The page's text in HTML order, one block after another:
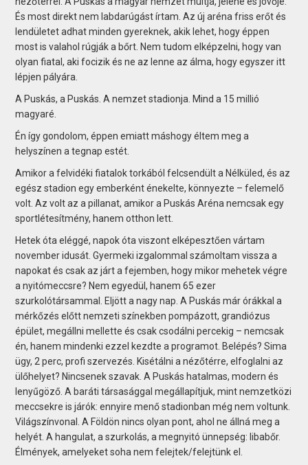
És most direkt nem labdarúgást írtam. Az új aréna friss erőt és
lendületet adhat minden gyereknek, akik lehet, hogy éppen
most is valahol rúgják a bőrt. Nem tudom elképzelni, hogy van
olyan fiatal, aki focizik és ne az lenne az álma, hogy egyszer itt
lépjen pályára.
A Puskás, a Puskás. A nemzet stadionja. Mind a 15 millió
magyaré.
Én így gondolom, éppen emiatt máshogy éltem meg a
helyszínen a tegnap estét.
Amikor a felvidéki fiatalok torkából felcsendült a Nélküled, és az
egész stadion egy emberként énekelte, könnyezte – felemelő
volt. Az volt az a pillanat, amikor a Puskás Aréna nemcsak egy
sportlétesítmény, hanem otthon lett.
Hetek óta eléggé, napok óta viszont elképesztően vártam
november idusát. Gyermeki izgalommal számoltam vissza a
napokat és csak az járt a fejemben, hogy mikor mehetek végre
a nyitómeccsre? Nem egyedül, hanem 65 ezer
szurkolótársammal. Eljött a nagy nap. A Puskás már órákkal a
mérkőzés előtt nemzeti színekben pompázott, grandiózus
épület, megállni mellette és csak csodálni percekig – nemcsak
én, hanem mindenki ezzel kezdte a programot. Belépés? Sima
ügy, 2 perc, profi szervezés. Kisétálni a nézőtérre, elfoglalni az
ülőhelyet? Nincsenek szavak. A Puskás hatalmas, modern és
lenyűgöző. A baráti társasággal megállapítjuk, mint nemzetközi
meccsekre is járók: ennyire menő stadionban még nem voltunk.
Világszínvonal. A Földön nincs olyan pont, ahol ne állná meg a
helyét. A hangulat, a szurkolás, a megnyitó ünnepség: libabőr.
Élmények, amelyeket soha nem felejtek/felejtünk el.